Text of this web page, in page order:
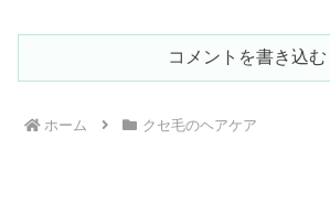
コメントを書き込む
ホーム クセ毛のヘアケア